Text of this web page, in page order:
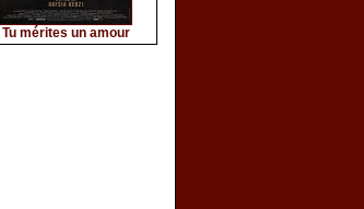
Tu mérites un amour